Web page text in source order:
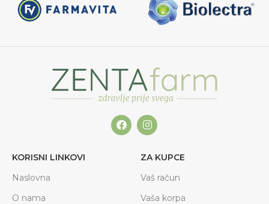
KORISNI LINKOVI
Naslovna
O nama
ZA KUPCE
Vaš račun
Vaša korpa